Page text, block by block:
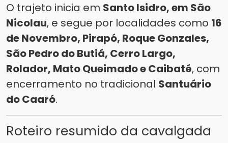
O trajeto inicia em Santo Isidro, em São
Nicolau, e segue por localidades como 16
de Novembro, Pirapó, Roque Gonzales,
São Pedro do Butiá, Cerro Largo,
Rolador, Mato Queimado e Caibaté, com
encerramento no tradicional Santuário
do Caaró.
Roteiro resumido da cavalgada